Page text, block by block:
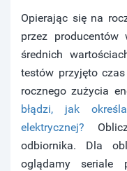
Opierając się na
przez
średnich
testów przyjęto
rocznego zużycia
błądzi, jak
elektrycznej?
odbiornika. Dla
oglądamy seriale